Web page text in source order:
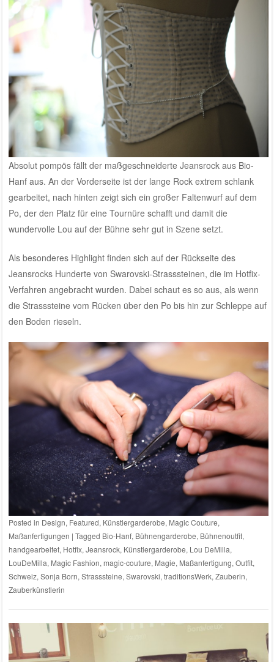
Absolut pompös fällt der maßgeschneiderte Jeansrock aus Bio-
Hanf aus. An der Vorderseite ist der lange Rock extrem schlank
gearbeitet, nach hinten zeigt sich ein großer Faltenwurf auf dem
Po, der den Platz für eine Tournüre schafft und damit die
wundervolle Lou auf der Bühne sehr gut in Szene setzt.
Als besonderes Highlight finden sich auf der Rückseite des
Jeansrocks Hunderte von Swarovski-Strasssteinen, die im Hotfix-
Verfahren angebracht wurden. Dabei schaut es so aus, als wenn
die Strasssteine vom Rücken über den Po bis hin zur Schleppe auf
den Boden rieseln.
Posted in Design, Featured, Künstlergarderobe, Magic Couture,
Maßanfertigungen | Tagged Bio-Hanf, Bühnengarderobe, Bühnenoutfit,
handgearbeitet, Hotfix, Jeansrock, Künstlergarderobe, Lou DeMilla,
LouDeMilla, Magic Fashion, magic-couture, Magie, Maßanfertigung, Outfit,
Schweiz, Sonja Born, Strasssteine, Swarovski, traditionsWerk, Zauberin,
Zauberkünstlerin